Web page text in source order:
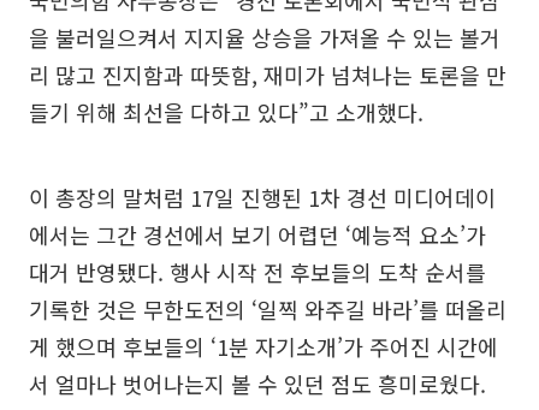
을 불러일으켜서 지지율 상승을 가져올 수 있는 볼거
리 많고 진지함과 따뜻함, 재미가 넘쳐나는 토론을 만
들기 위해 최선을 다하고 있다”고 소개했다.
이 총장의 말처럼 17일 진행된 1차 경선 미디어데이
에서는 그간 경선에서 보기 어렵던 ‘예능적 요소’가
대거 반영됐다. 행사 시작 전 후보들의 도착 순서를
기록한 것은 무한도전의 ‘일찍 와주길 바라’를 떠올리
게 했으며 후보들의 ‘1분 자기소개’가 주어진 시간에
서 얼마나 벗어나는지 볼 수 있던 점도 흥미로웠다.